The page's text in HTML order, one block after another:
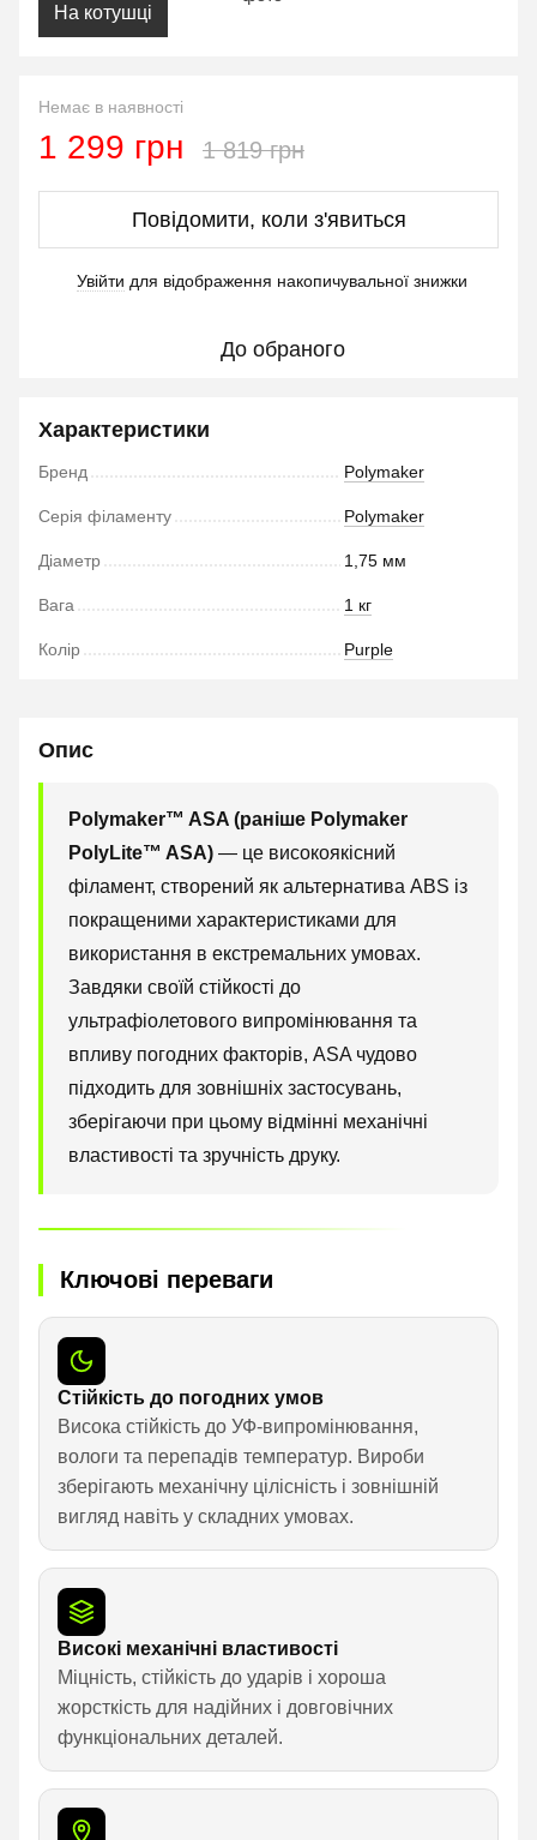
На котушці
Немає в наявності
1 299 грн 1 819 грн
Повідомити, коли з'явиться
Увійти для відображення накопичувальної знижки
До обраного
Характеристики
Бренд Polymaker
Серія філаменту Polymaker
Діаметр 1,75 мм
Вага 1 кг
Колір Purple
Опис
Polymaker™ ASA (раніше Polymaker
PolyLite™ ASA) — це високоякісний
філамент, створений як альтернатива ABS із
покращеними характеристиками для
використання в екстремальних умовах.
Завдяки своїй стійкості до
ультрафіолетового випромінювання та
впливу погодних факторів, ASA чудово
підходить для зовнішніх застосувань,
зберігаючи при цьому відмінні механічні
властивості та зручність друку.
Ключові переваги
Стійкість до погодних умов
Висока стійкість до УФ-випромінювання,
вологи та перепадів температур. Вироби
зберігають механічну цілісність і зовнішній
вигляд навіть у складних умовах.
Високі механічні властивості
Міцність, стійкість до ударів і хороша
жорсткість для надійних і довговічних
функціональних деталей.